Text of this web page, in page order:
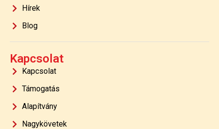
Hírek
Blog
Kapcsolat
Kapcsolat
Támogatás
Alapítvány
Nagykövetek